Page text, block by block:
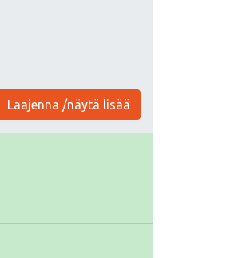
Laajenna /näytä lisää